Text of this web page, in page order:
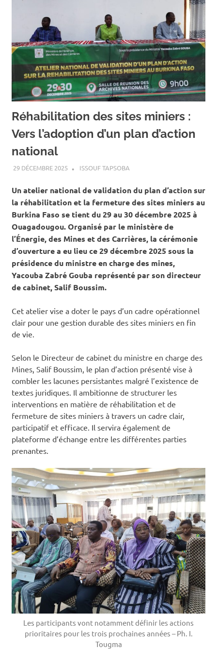
Réhabilitation des sites miniers :
Vers l’adoption d’un plan d’action
national
29 DÉCEMBRE 2025 ISSOUF TAPSOBA
Un atelier national de validation du plan d’action sur
la réhabilitation et la fermeture des sites miniers au
Burkina Faso se tient du 29 au 30 décembre 2025 à
Ouagadougou. Organisé par le ministère de
l’Énergie, des Mines et des Carrières, la cérémonie
d’ouverture a eu lieu ce 29 décembre 2025 sous la
présidence du ministre en charge des mines,
Yacouba Zabré Gouba représenté par son directeur
de cabinet, Salif Boussim.
Cet atelier vise a doter le pays d’un cadre opérationnel
clair pour une gestion durable des sites miniers en fin
de vie.
Selon le Directeur de cabinet du ministre en charge des
Mines, Salif Boussim, le plan d’action présenté vise à
combler les lacunes persistantes malgré l’existence de
textes juridiques. Il ambitionne de structurer les
interventions en matière de réhabilitation et de
fermeture de sites miniers à travers un cadre clair,
participatif et efficace. Il servira également de
plateforme d’échange entre les différentes parties
prenantes.
Les participants vont notamment définir les actions
prioritaires pour les trois prochaines années – Ph. I.
Tougma